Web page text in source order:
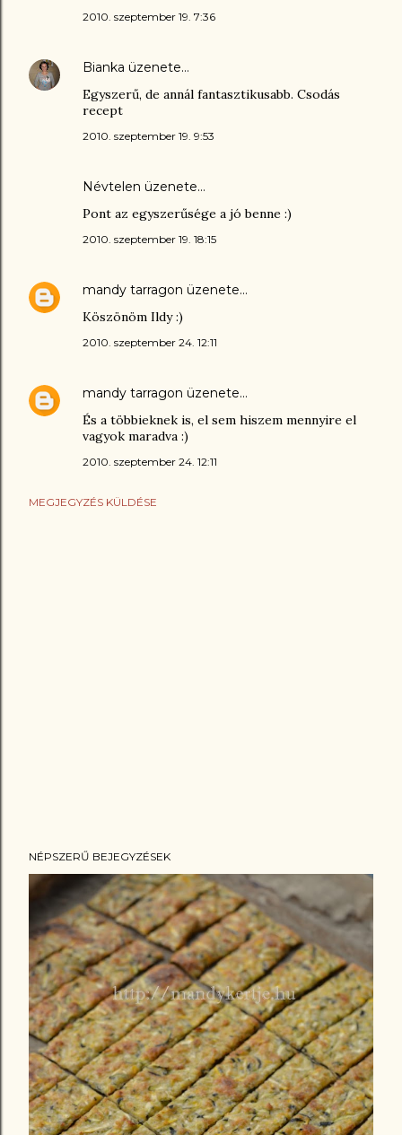
2010. szeptember 19. 7:36
Bianka üzenete…
Egyszerű, de annál fantasztikusabb. Csodás
recept
2010. szeptember 19. 9:53
Névtelen üzenete…
Pont az egyszerűsége a jó benne :)
2010. szeptember 19. 18:15
mandy tarragon üzenete…
Köszönöm Ildy :)
2010. szeptember 24. 12:11
mandy tarragon üzenete…
És a többieknek is, el sem hiszem mennyire el
vagyok maradva :)
2010. szeptember 24. 12:11
MEGJEGYZÉS KÜLDÉSE
NÉPSZERŰ BEJEGYZÉSEK